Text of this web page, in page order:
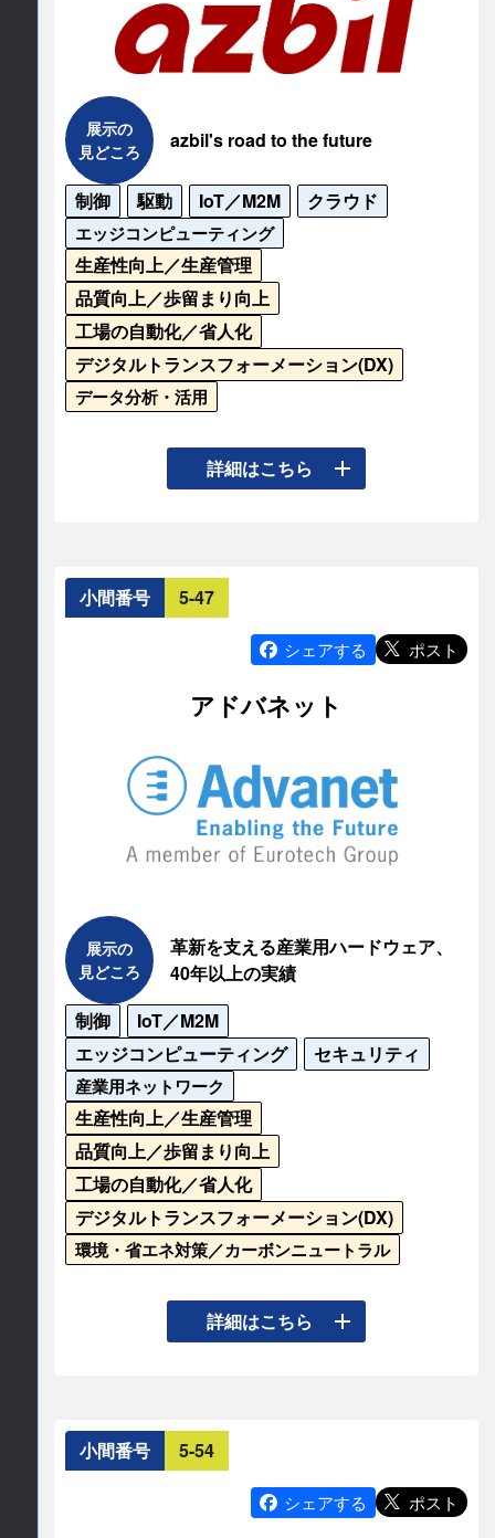
の最適化を可能にします。
連絡先情報
連絡先会社
株式会社 a.s.ist
公式サイト
https://www.a-s-ist.com/
展示の
見どころ
azbil's road to the future
制御 駆動 IoT／M2M クラウド
エッジコンピューティング
生産性向上／生産管理
品質向上／歩留まり向上
工場の自動化／省人化
デジタルトランスフォーメーション(DX)
データ分析・活用
アズビルブースでは「未来」を描くだけではなく
「未来」に向けての「今」を紹介します。持続可
す。
連絡先情報
アズビル株式会社
担当部署名
アドバンスオートメーションカンパニー　営
業推進本部CX推進部
所在地
〒251-8522
神奈川県藤沢市川名1-12-2
公式サイト
https://aa-industrial.azbil.com/ja/home
詳細はこちら
小間番号 5-47
シェアする ポスト
アドバネット
展示の
見どころ
革新を支える産業用ハードウェア、
40年以上の実績
制御
IoT／M2M
エッジコンピューティング
セキュリティ
産業用ネットワーク
生産性向上／生産管理
品質向上／歩留まり向上
工場の自動化／省人化
デジタルトランスフォーメーション(DX)
環境・省エネ対策／カーボンニュートラル
製造業や社会インフラを支える製品・ソリューシ
ョンをカテゴリ別に展示します。
• 産業用イーサネットカード：CC-Link IE TSN 、
EtherCATで工場ネットワークの最適化に貢献
• 産業用イーサネットスイッチ：ネットワーク拡張
詳細はこちら
小間番号 5-54
シェアする ポスト